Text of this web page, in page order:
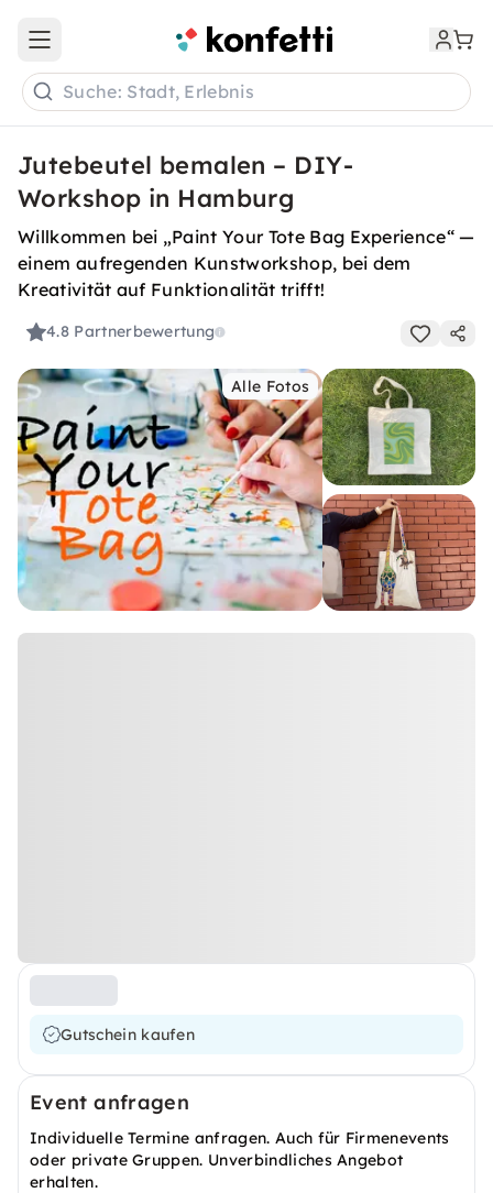
Open main menu
Suche: Stadt, Erlebnis
Jutebeutel bemalen – DIY-
Workshop in Hamburg
Willkommen bei „Paint Your Tote Bag Experience“ —
einem aufregenden Kunstworkshop, bei dem
Kreativität auf Funktionalität trifft!
4.8 Partnerbewertung
Alle Fotos
Gutschein kaufen
Event anfragen
Individuelle Termine anfragen. Auch für Firmenevents
oder private Gruppen. Unverbindliches Angebot
erhalten.